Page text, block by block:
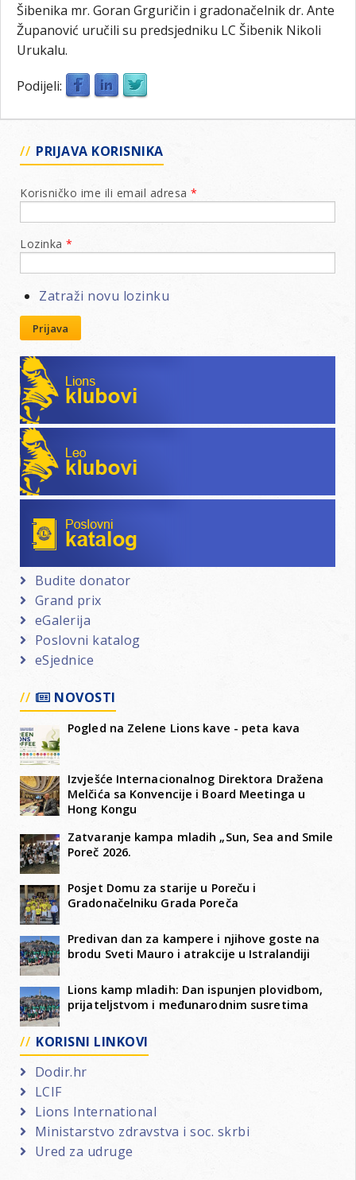
Šibenika mr. Goran Grguričin i gradonačelnik dr. Ante
Županović uručili su predsjedniku LC Šibenik Nikoli
Urukalu.
Podijeli:
PRIJAVA KORISNIKA
Korisničko ime ili email adresa *
Lozinka *
Zatraži novu lozinku
Prijava
Lions klubovi
Leo klubovi
Budite donator
Grand prix
eGalerija
Poslovni katalog
eSjednice
NOVOSTI
Pogled na Zelene Lions kave - peta kava
Izvješće Internacionalnog Direktora Dražena
Melčića sa Konvencije i Board Meetinga u
Hong Kongu
Zatvaranje kampa mladih „Sun, Sea and Smile
Poreč 2026.
Posjet Domu za starije u Poreču i
Gradonačelniku Grada Poreča
Predivan dan za kampere i njihove goste na
brodu Sveti Mauro i atrakcije u Istralandiji
Lions kamp mladih: Dan ispunjen plovidbom,
prijateljstvom i međunarodnim susretima
KORISNI LINKOVI
Dodir.hr
LCIF
Lions International
Ministarstvo zdravstva i soc. skrbi
Ured za udruge